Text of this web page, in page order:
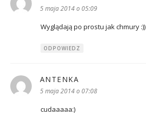
5 maja 2014 o 05:09
Wyglądają po prostu jak chmury :))
ODPOWIEDZ
ANTENKA
5 maja 2014 o 07:08
cudaaaaa:)